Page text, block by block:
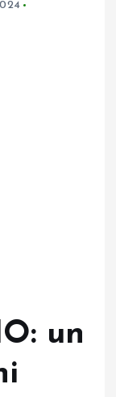
un